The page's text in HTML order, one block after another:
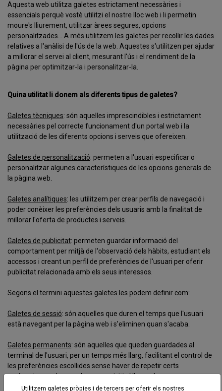
Aquesta web utilitza galetes estrictament necessàries i
essencials perquè vostè utilitzi el nostre lloc web i li permetin
moure's lliurement, utilitzar àrees segures, opcions
personalitzades... A més utilitzem les galetes per recollir les dades
relatives a l'anàlisi de l'ús de la web. Aquestes s'utilitzen per ajudar
a millorar el servei al client, mesurant l'ús i el rendiment de la
pàgina per optimitzar-la i personalitzar-la.
Quina utilitat li donem als diferents tipus de galetes?
Galetes tècniques: són aquelles imprescindibles i estrictament
necessàries pel correcte funcionament d'un portal web i la
utilització de les diferents opcions i serveis que ofereixen.
Galetes de personalització: permeten a l'usuari especificar o
personalitzar algunes característiques de les opcions generals de
la pàgina web.
Galetes analítiques: les utilitzem per crear perfils de navegació i
poder conèixer les preferències dels usuaris amb la finalitat de
millorar l'oferta de productes i serveis.
Galetes de publicitat: permeten guardar informació del
comportament per mitjà de l'observació dels hàbits, estudiant els
accessos i creant un perfil de preferències de l'usuari per oferir
publicitat relacionada amb els seus interessos.
Segons el termini aquestes galetes les podem definir com:
Galetes de sessió: són aquelles que duren el temps que l'usuari
està navegant per la pàgina web i s'eliminen quan s'acaba.
Galetes permanents: són aquelles que queden guardades al
terminal de l'usuari, per un temps més llarg, facilitant el control de
les preferències escollides sense haver de repetir certs
paràmetres cada vegada que es visiti el lloc web.
Utilitzem galetes pròpies i de tercers per oferir els nostres